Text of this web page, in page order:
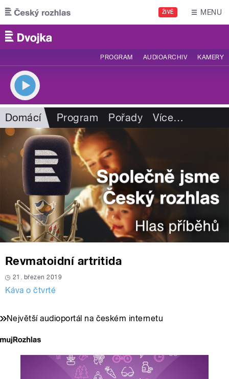
Přejít k hlavnímu obsahu
ŽIVĚ MENU
PROGRAM AUDIOARCHIV KAMERY
Domácí Program Pořady Více…
Revmatoidní artritida
21. březen 2019
Káva o čtvrté
Největší audioportál na českém internetu